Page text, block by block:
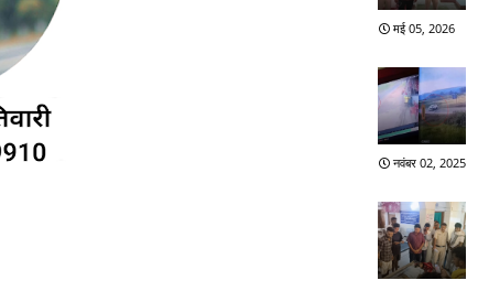
मई 05, 2026
नवंबर 02, 2025